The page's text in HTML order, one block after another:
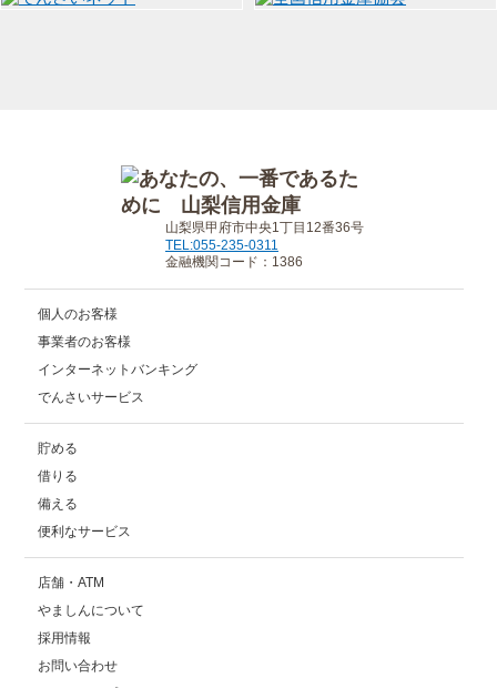
山梨県甲府市中央1丁目12番36号
TEL:055-235-0311
金融機関コード：1386
個人のお客様
事業者のお客様
インターネットバンキング
でんさいサービス
貯める
借りる
備える
便利なサービス
店舗・ATM
やましんについて
採用情報
お問い合わせ